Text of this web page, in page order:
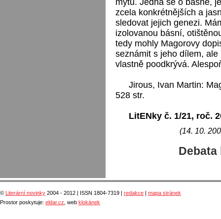
zcela konkrétnějších a
sledovat jejich genezi.
izolovanou básní,
tedy mohly Magorovy
seznámit s jeho dílem,
vlastně poodkrývá.
Jirous, Ivan Martin:
528 str.
LitENky č. 1/21, roč.
(14. 10.
Debata
© Literární novinky 2004 - 2012 | ISSN 1804-7319 | redakce
mapa stránek
Prostor poskytuje: eldar.cz , web klokánek